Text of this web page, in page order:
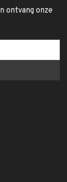
ontvang onze